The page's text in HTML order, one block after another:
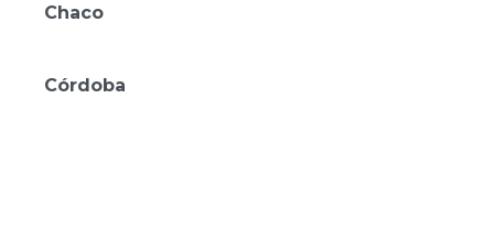
Chaco
Córdoba